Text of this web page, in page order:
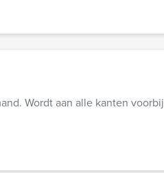
Wordt aan alle kanten voorbij